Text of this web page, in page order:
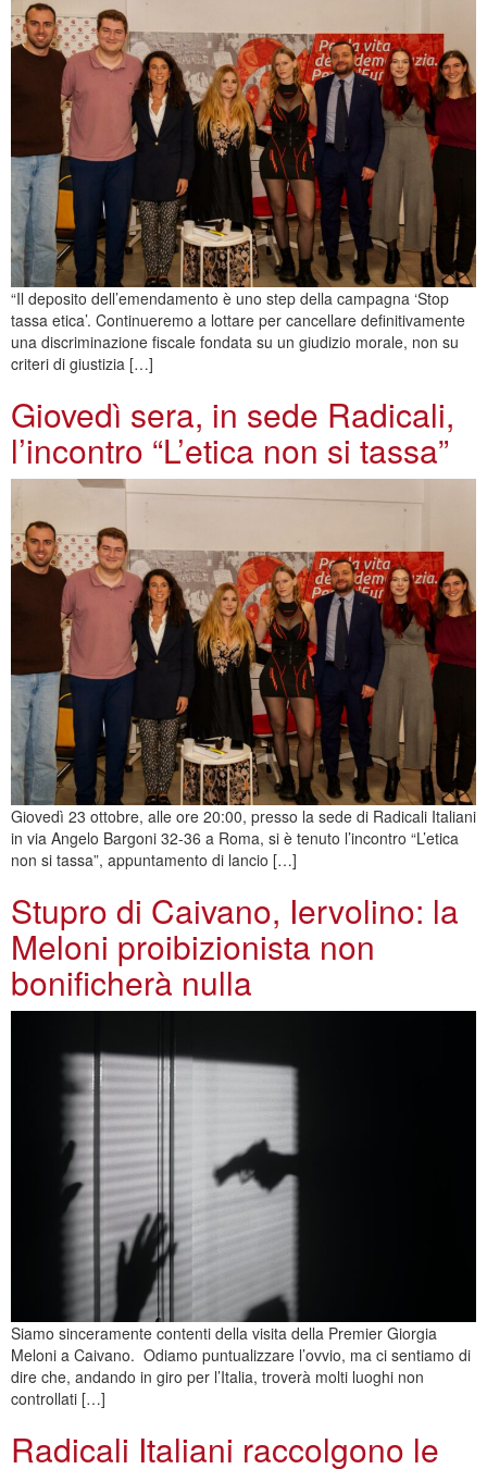
“Il deposito dell’emendamento è uno step della campagna ‘Stop
tassa etica’. Continueremo a lottare per cancellare definitivamente
una discriminazione fiscale fondata su un giudizio morale, non su
criteri di giustizia […]
Giovedì sera, in sede Radicali,
l’incontro “L’etica non si tassa”
Giovedì 23 ottobre, alle ore 20:00, presso la sede di Radicali Italiani
in via Angelo Bargoni 32-36 a Roma, si è tenuto l’incontro “L’etica
non si tassa”, appuntamento di lancio […]
Stupro di Caivano, Iervolino: la
Meloni proibizionista non
bonificherà nulla
Siamo sinceramente contenti della visita della Premier Giorgia
Meloni a Caivano. Odiamo puntualizzare l’ovvio, ma ci sentiamo di
dire che, andando in giro per l’Italia, troverà molti luoghi non
controllati […]
Radicali Italiani raccolgono le